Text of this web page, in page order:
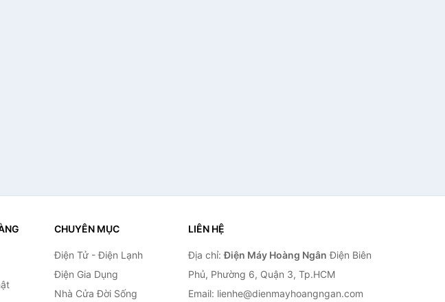
CHUYÊN MỤC
Điện Tử - Điện Lạnh
Điện Gia Dụng
Nhà Cửa Đời Sống
LIÊN HỆ
Địa chỉ:Điện Máy Hoàng Ngân Điện Biên
Phủ, Phường 6, Quận 3, Tp.HCM
Email: lienhe@dienmayhoangngan.com